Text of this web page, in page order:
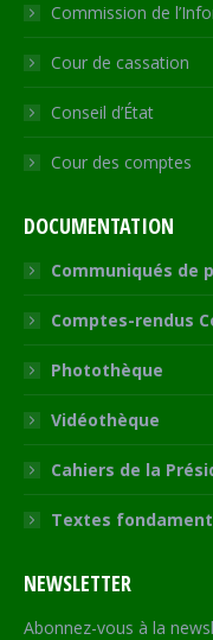
Commission de
Cour de cassation
Conseil d’État
Cour des comptes
DOCUMENTATION
Communiqués de
Comptes-rendus
Photothèque
Vidéothèque
Cahiers de la
Textes
NEWSLETTER
Abonnez-vous à la